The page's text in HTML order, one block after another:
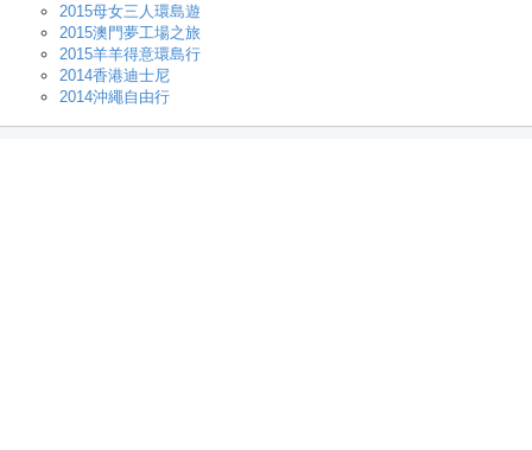
2015母女三人環島遊
2015澳門夢工場之旅
2015羊羊得意環島行
2014香港迪士尼
2014沖繩自由行